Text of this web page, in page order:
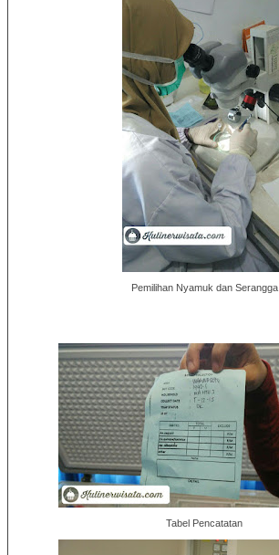
Pemilihan Nyamuk dan Serangga
Tabel Pencatatan